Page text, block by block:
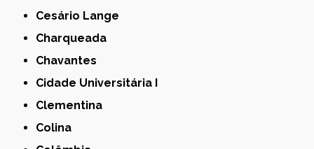
Cesário Lange
Charqueada
Chavantes
Cidade Universitária I
Clementina
Colina